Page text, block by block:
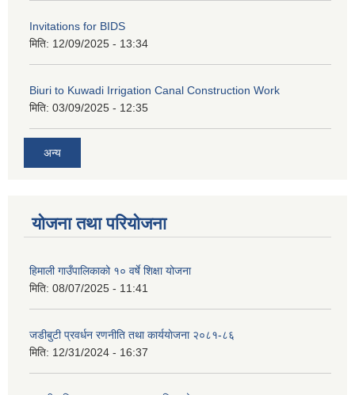
Invitations for BIDS
मिति: 12/09/2025 - 13:34
Biuri to Kuwadi Irrigation Canal Construction Work
मिति: 03/09/2025 - 12:35
अन्य
योजना तथा परियोजना
हिमाली गाउँपालिकाको १० वर्षे शिक्षा योजना
मिति: 08/07/2025 - 11:41
जडीबुटी प्रवर्धन रणनीति तथा कार्ययाेजना २०८१-८६
मिति: 12/31/2024 - 16:37